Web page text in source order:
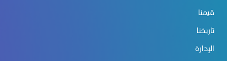
قيمنا
تاريخنا
الإدارة